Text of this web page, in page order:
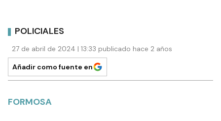
POLICIALES
27 de abril de 2024 | 13:33 publicado hace 2 años
Añadir como fuente en
FORMOSA